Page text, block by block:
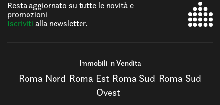
Resta aggiornato su tutte le novità e
promozioni
Iscriviti alla newsletter.
Immobili in Vendita
Roma Nord Roma Est Roma Sud Roma Sud
Ovest